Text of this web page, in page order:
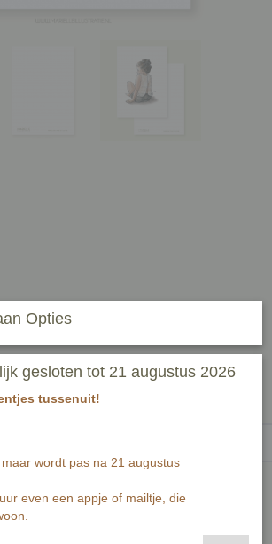
op achterzijde kaart (zwart fineliner) voor
deze kaart
Opties
gesloten tot 21 augustus 2026
tussenuit!
wordt pas na 21 augustus
even een appje of mailtje, die